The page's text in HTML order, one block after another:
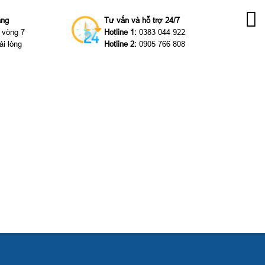
7
lòng
Tư vấn và hỗ trợ 24/7
Hotline 1: 0383 044 922
Hotline 2:0905 766 808